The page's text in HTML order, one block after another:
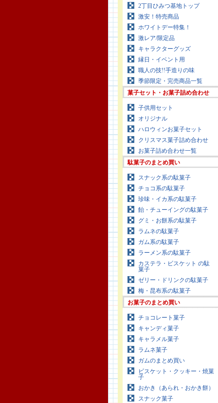
2丁目ひみつ基地トップ
激安！特売商品
ホワイトデー特集！
激レア/限定品
キャラクターグッズ
縁日・イベント用
職人の技!!手造りの味
季節限定・完売商品一覧
菓子セット・お菓子詰め合わせ
子供用セット
オリジナル
ハロウィンお菓子セット
クリスマス菓子詰め合わせ
お菓子詰め合わせ一覧
駄菓子のまとめ買い
スナック系の駄菓子
チョコ系の駄菓子
珍味・イカ系の駄菓子
飴・チューイングの駄菓子
グミ・お餅系の駄菓子
ラムネの駄菓子
ガム系の駄菓子
ラーメン系の駄菓子
カステラ・ビスケット の駄
菓子
ゼリー・ドリンクの駄菓子
梅・昆布系の駄菓子
お菓子のまとめ買い
チョコレート菓子
キャンディ菓子
キャラメル菓子
ラムネ菓子
ガムのまとめ買い
ビスケット・クッキー・焼菓
子
おかき（あられ・おかき餅）
スナック菓子